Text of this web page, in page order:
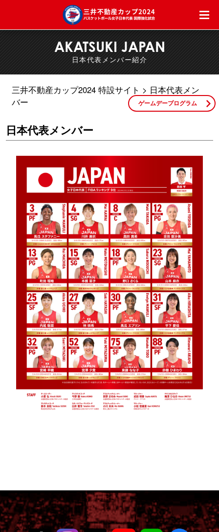
AKATSUKI JAPAN
日本代表メンバー紹介
三井不動産カップ2024 特設サイト
日本代表メン
バー
日本代表メンバー
ゲームデープログラム